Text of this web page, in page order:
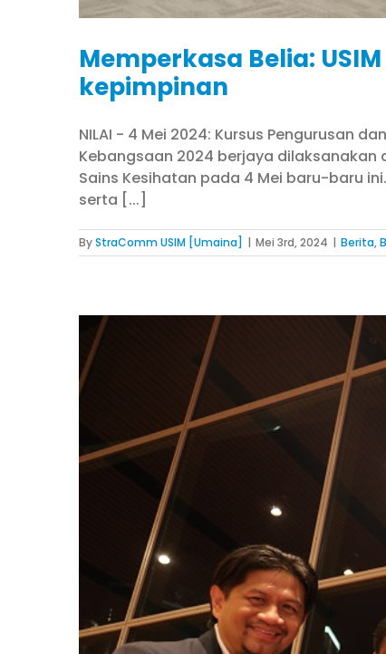
Memperkasa Belia:
kepimpinan
NILAI - 4 Mei 2024: Kursus Pengurusan
Kebangsaan 2024 berjaya dilaksanakan
Sains Kesihatan pada 4 Mei baru-baru
serta [...]
ByStraComm USIM [Umaina] | Mei 3rd, 2024 | Berita,